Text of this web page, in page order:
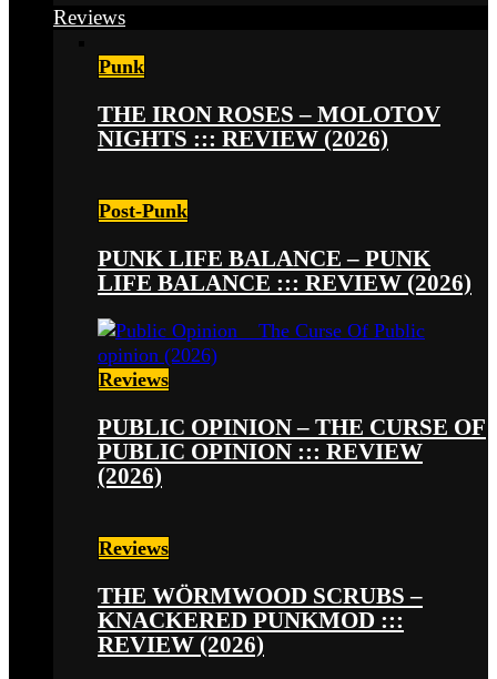
Reviews
Punk
THE IRON ROSES – MOLOTOV
NIGHTS ::: REVIEW (2026)
Post-Punk
PUNK LIFE BALANCE – PUNK
LIFE BALANCE ::: REVIEW (2026)
Reviews
PUBLIC OPINION – THE CURSE OF
PUBLIC OPINION ::: REVIEW
(2026)
Reviews
THE WÖRMWOOD SCRUBS –
KNACKERED PUNKMOD :::
REVIEW (2026)